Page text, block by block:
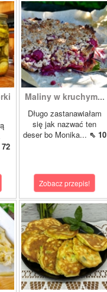
Maliny w kruchym...
Długo zastanawiałam
się jak nazwać ten
deser bo Monika... ⇖ 10
Zobacz przepis!